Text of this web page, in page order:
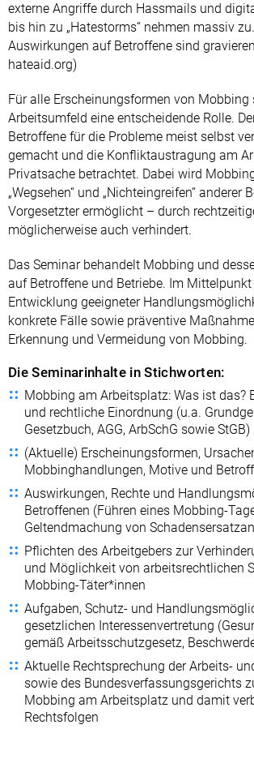
externe Angriffe durch Hassmails und
bis hin zu „Hatestorms“ nehmen massiv
Auswirkungen auf Betroffene sind
hateaid.org)
Für alle Erscheinungsformen von Mobbing
Arbeitsumfeld eine entscheidende Rolle.
Betroffene für die Probleme meist selbst
gemacht und die Konfliktaustragung am
Privatsache betrachtet. Dabei wird
„Wegsehen“ und „Nichteingreifen“ anderer
Vorgesetzter ermöglicht – durch
möglicherweise auch verhindert.
Das Seminar behandelt Mobbing und
auf Betroffene und Betriebe. Im
Entwicklung geeigneter
konkrete Fälle sowie präventive
Erkennung und Vermeidung von Mobbing.
Die Seminarinhalte in Stichworten:
Mobbing am Arbeitsplatz: Was ist das?
und rechtliche Einordnung (u.a.
Gesetzbuch, AGG, ArbSchG sowie StGB)
(Aktuelle) Erscheinungsformen,
Mobbinghandlungen, Motive und
Auswirkungen, Rechte und
Betroffenen (Führen eines Mobbing-
Geltendmachung von
Pflichten des Arbeitgebers zur
und Möglichkeit von arbeitsrechtlichen
Mobbing-Täter*innen
Aufgaben, Schutz- und
gesetzlichen Interessenvertretung
gemäß Arbeitsschutzgesetz,
Aktuelle Rechtsprechung der Arbeits-
sowie des Bundesverfassungsgerichts
Mobbing am Arbeitsplatz und damit
Rechtsfolgen